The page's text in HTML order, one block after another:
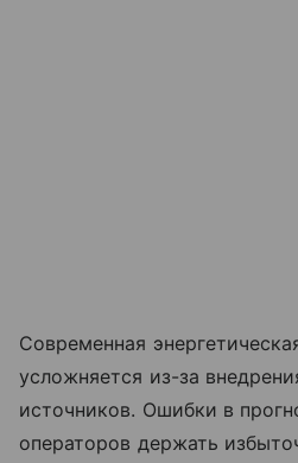
Современная
усложняется из-за
источников. Ошибки в
операторов держать